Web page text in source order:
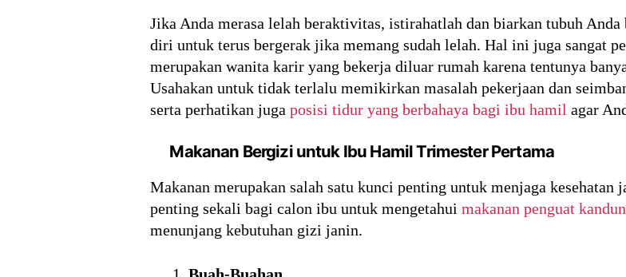
Jika Anda merasa lelah beraktivitas, istirahatlah dan biarkan tubuh
diri untuk terus bergerak jika memang sudah lelah. Hal ini juga sangat
merupakan wanita karir yang bekerja diluar rumah karena tentunya
Usahakan untuk tidak terlalu memikirkan masalah pekerjaan dan
serta perhatikan juga posisi tidur yang berbahaya bagi ibu hamil agar
Makanan Bergizi untuk Ibu Hamil Trimester Pertama
Makanan merupakan salah satu kunci penting untuk menjaga
penting sekali bagi calon ibu untuk mengetahui makanan penguat
menunjang kebutuhan gizi janin.
Buah-Buahan